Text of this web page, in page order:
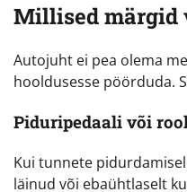
Millised märgid
Autojuht ei pea olema
hooldusesse pöörduda.
Piduripedaali või
Kui tunnete
läinud või ebaühtlaselt